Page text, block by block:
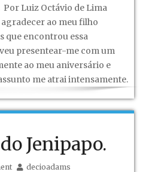
Paraguai,
por
Luiz
de
Lima
Luiz Octávio de Lima
ao meu filho
que encontrou essa
presentear-me com um
ao meu aniversário e
me atrai intensamente.
Jenipapo.
decioadams